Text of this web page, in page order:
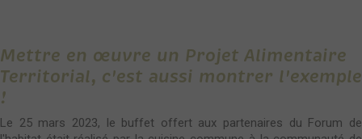
Mettre en œuvre un Projet Alimentaire
Territorial, c'est aussi montrer l'exemple
!
Le 25 mars 2023, le buffet offert aux partenaires du Forum de